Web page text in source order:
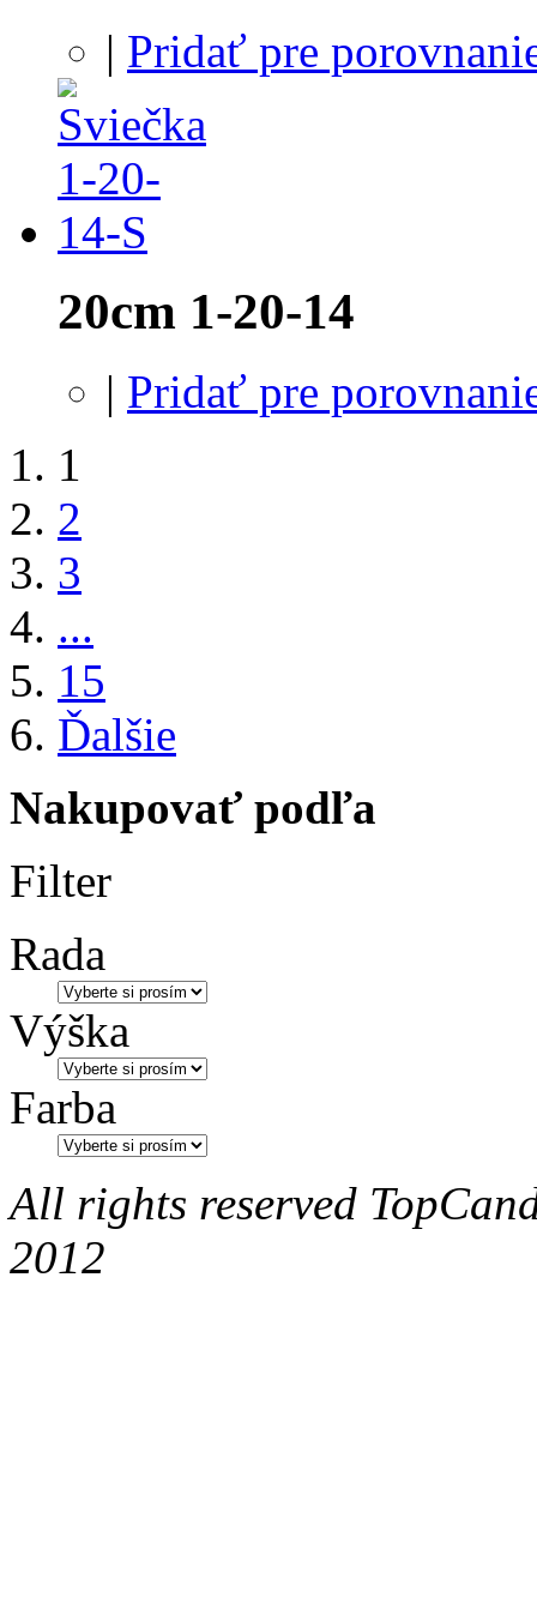
| Pridať pre
20cm 1-20-14
| Pridať pre
1
2
3
...
15
Ďalšie
Nakupovať podľa
Filter
Rada
Výška
Farba
All rights reserved
2012